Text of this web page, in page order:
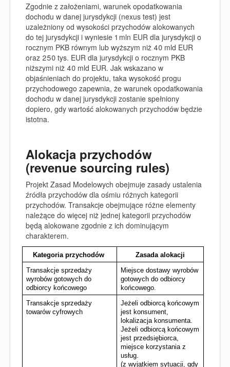
Zgodnie z założeniami, warunek opodatkowania
dochodu w danej jurysdykcji (nexus test) jest
uzależniony od wysokości przychodów alokowanych
do tej jurysdykcji i wyniesie 1 mln EUR dla jurysdykcji o
rocznym PKB równym lub wyższym niż 40 mld EUR
oraz 250 tys. EUR dla jurysdykcji o rocznym PKB
niższymi niż 40 mld EUR. Jak wskazano w
objaśnieniach do projektu, taka wysokość progu
przychodowego zapewnia, że warunek opodatkowania
dochodu w danej jurysdykcji zostanie spełniony
dopiero, gdy wartość alokowanych przychodów będzie
istotna.
Alokacja przychodów
(revenue sourcing rules)
Projekt Zasad Modelowych obejmuje zasady ustalenia
źródła przychodów dla ośmiu różnych kategorii
przychodów. Transakcje obejmujące różne elementy
należące do więcej niż jednej kategorii przychodów
będą alokowane zgodnie z ich dominującym
charakterem.
Kategoria przychodów
Zasada alokacji
Transakcje sprzedaży
wyrobów gotowych do
odbiorcy końcowego
Miejsce dostawy wyrobów
gotowych do odbiorcy
końcowego.
Transakcje sprzedaży
towarów cyfrowych
Jeżeli odbiorcą końcowym
jest konsument,
lokalizacja konsumenta.
Jeżeli odbiorcą końcowym
jest przedsiębiorca,
miejsce korzystania z
usług.
(z wyjątkiem sytuacji, gdy